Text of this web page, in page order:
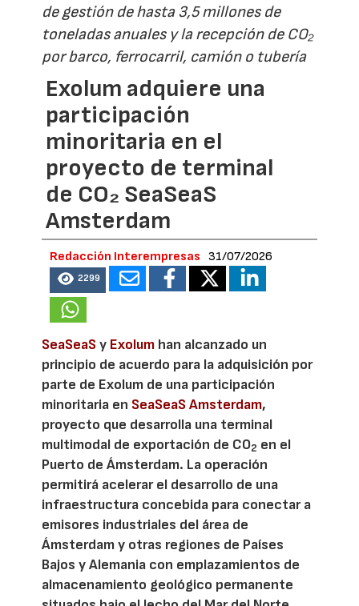
de gestión de hasta 3,5 millones de
toneladas anuales y la recepción de CO₂
por barco, ferrocarril, camión o tubería
Exolum adquiere una
participación
minoritaria en el
proyecto de terminal
de CO₂ SeaSeaS
Amsterdam
Redacción Interempresas 31/07/2026
2299
SeaSeaSy Exolum han alcanzado un
principio de acuerdo para la adquisición por
parte de Exolum de una participación
minoritaria en SeaSeaS Amsterdam,
proyecto que desarrolla una terminal
multimodal de exportación de CO2 en el
Puerto de Ámsterdam. La operación
permitirá acelerar el desarrollo de una
infraestructura concebida para conectar a
emisores industriales del área de
Ámsterdam y otras regiones de Países
Bajos y Alemania con emplazamientos de
almacenamiento geológico permanente